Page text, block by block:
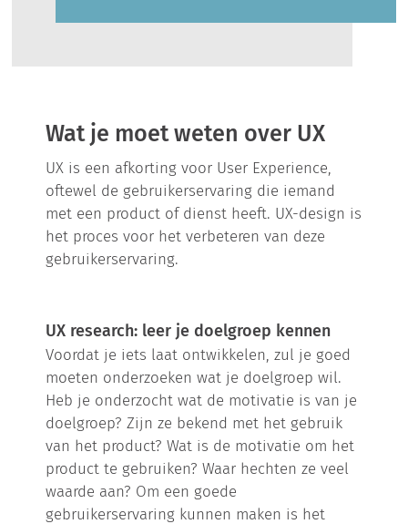
Wat je moet weten over UX
UX is een afkorting voor User Experience,
oftewel de gebruikerservaring die iemand
met een product of dienst heeft. UX-design is
het proces voor het verbeteren van deze
gebruikerservaring.
UX research: leer je doelgroep kennen
Voordat je iets laat ontwikkelen, zul je goed
moeten onderzoeken wat je doelgroep wil.
Heb je onderzocht wat de motivatie is van je
doelgroep? Zijn ze bekend met het gebruik
van het product? Wat is de motivatie om het
product te gebruiken? Waar hechten ze veel
waarde aan? Om een goede
gebruikerservaring kunnen maken is het